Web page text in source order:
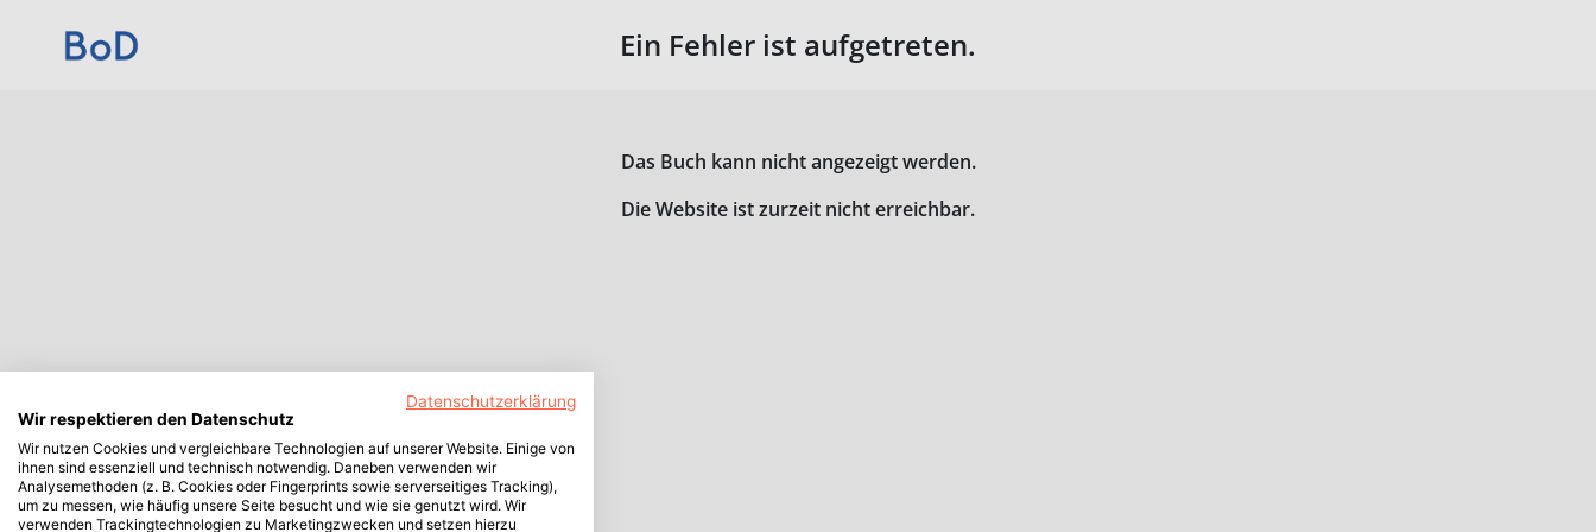
Ein Fehler ist aufgetreten.
Das Buch kann nicht angezeigt werden.
Die Website ist zurzeit nicht erreichbar.
Datenschutzerklärung
Wir respektieren den Datenschutz
Wir nutzen Cookies und vergleichbare Technologien auf unserer Website. Einige von
ihnen sind essenziell und technisch notwendig. Daneben verwenden wir
Analysemethoden (z. B. Cookies oder Fingerprints sowie serverseitiges Tracking),
um zu messen, wie häufig unsere Seite besucht und wie sie genutzt wird. Wir
verwenden Trackingtechnologien zu Marketingzwecken und setzen hierzu